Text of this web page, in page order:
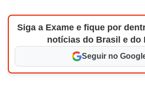
Siga a Exame e fique por
notícias do Brasil e do
Seguir no